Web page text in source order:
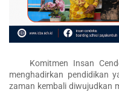
Komitmen Insan
menghadirkan pendidikan
zaman kembali diwujudkan